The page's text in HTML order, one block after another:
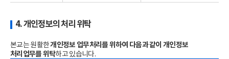
4. 개인정보의 처리 위탁
본교는 원활한개인정보 업무처리를 위하여 다음과 같이 개인정보
처리업무를 위탁하고 있습니다.